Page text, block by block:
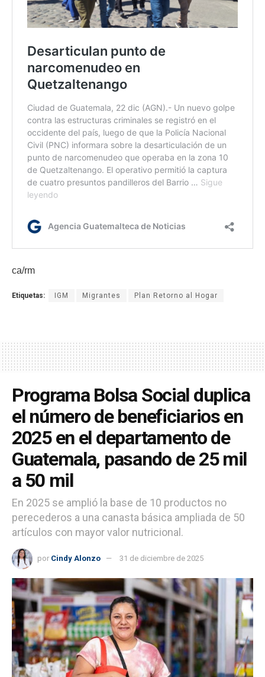
ca/rm
Etiquetas: IGM Migrantes Plan Retorno al Hogar
Programa Bolsa Social duplica
el número de beneficiarios en
2025 en el departamento de
Guatemala, pasando de 25 mil
a 50 mil
En 2025 se amplió la base de 10 productos no
perecederos a una canasta básica ampliada de 50
artículos con mayor valor nutricional.
por Cindy Alonzo 31 de diciembre de 2025